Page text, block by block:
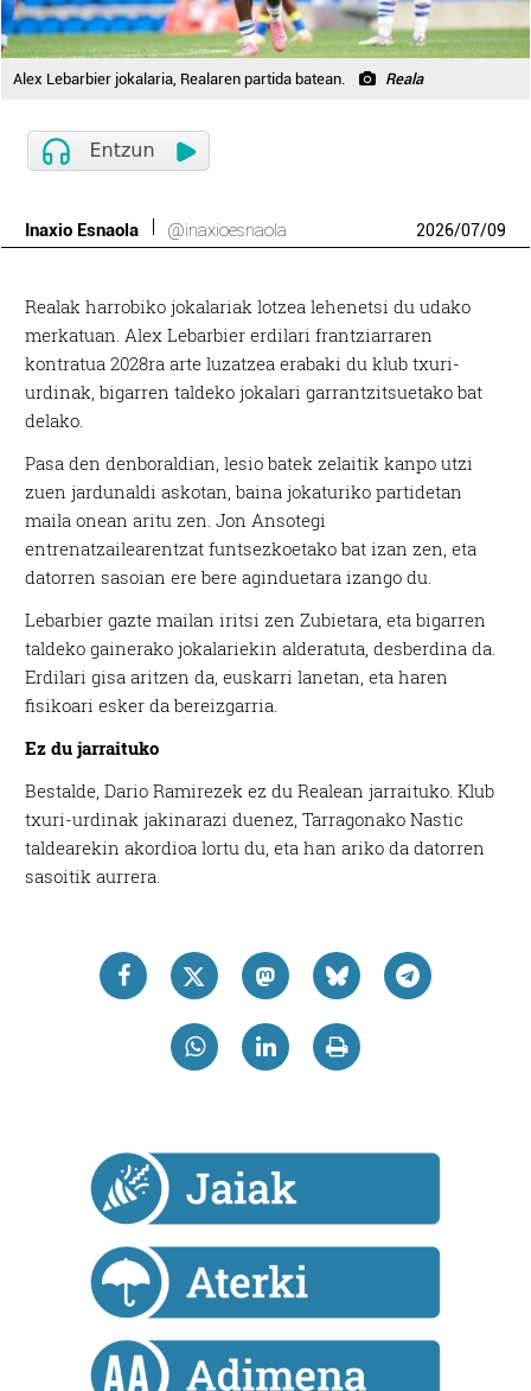
Alex Lebarbier jokalaria, Realaren partida batean. Reala
Inaxio Esnaola @inaxioesnaola 2026/07/09
Realak harrobiko jokalariak lotzea lehenetsi du udako
merkatuan. Alex Lebarbier erdilari frantziarraren
kontratua 2028ra arte luzatzea erabaki du klub txuri-
urdinak, bigarren taldeko jokalari garrantzitsuetako bat
delako.
Pasa den denboraldian, lesio batek zelaitik kanpo utzi
zuen jardunaldi askotan, baina jokaturiko partidetan
maila onean aritu zen. Jon Ansotegi
entrenatzailearentzat funtsezkoetako bat izan zen, eta
datorren sasoian ere bere aginduetara izango du.
Lebarbier gazte mailan iritsi zen Zubietara, eta bigarren
taldeko gainerako jokalariekin alderatuta, desberdina da.
Erdilari gisa aritzen da, euskarri lanetan, eta haren
fisikoari esker da bereizgarria.
Ez du jarraituko
Bestalde, Dario Ramirezek ez du Realean jarraituko. Klub
txuri-urdinak jakinarazi duenez, Tarragonako Nastic
taldearekin akordioa lortu du, eta han ariko da datorren
sasoitik aurrera.